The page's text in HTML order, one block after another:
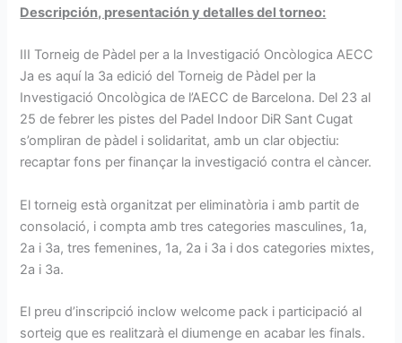
Descripción, presentación y detalles del torneo:
III Torneig de Pàdel per a la Investigació Oncòlogica AECC
Ja es aquí la 3a edició del Torneig de Pàdel per la
Investigació Oncològica de l’AECC de Barcelona. Del 23 al
25 de febrer les pistes del Padel Indoor DiR Sant Cugat
s’ompliran de pàdel i solidaritat, amb un clar objectiu:
recaptar fons per finançar la investigació contra el càncer.
El torneig està organitzat per eliminatòria i amb partit de
consolació, i compta amb tres categories masculines, 1a,
2a i 3a, tres femenines, 1a, 2a i 3a i dos categories mixtes,
2a i 3a.
El preu d’inscripció inclow welcome pack i participació al
sorteig que es realitzarà el diumenge en acabar les finals.